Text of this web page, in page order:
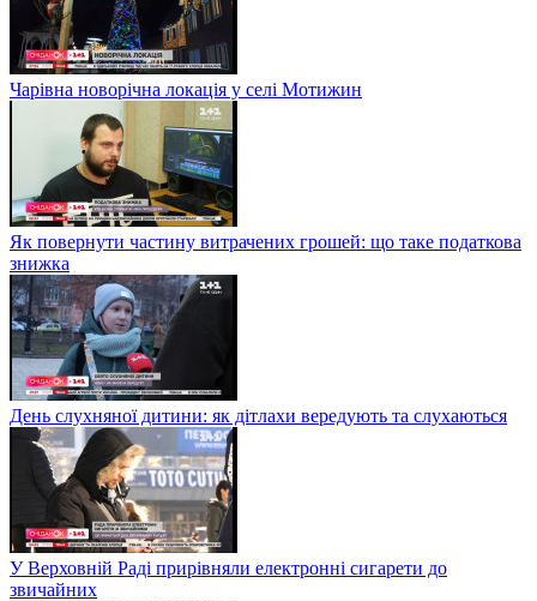
Чарівна новорічна локація у селі Мотижин
Як повернути частину витрачених грошей: що таке податкова
знижка
День слухняної дитини: як дітлахи вередують та слухаються
У Верховній Раді прирівняли електронні сигарети до
звичайних